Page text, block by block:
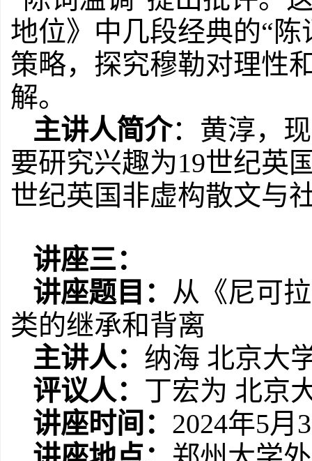
地位》中几段经典的“
策略，探究穆勒对理性
解。
主讲人简介：黄淳，
要研究兴趣为19世纪英
世纪英国非虚构散文与
讲座三：
讲座题目： 从《尼可
类的继承和背离
主讲人： 纳海 北京大
评议人： 丁宏为 北京
讲座时间： 2024年5月